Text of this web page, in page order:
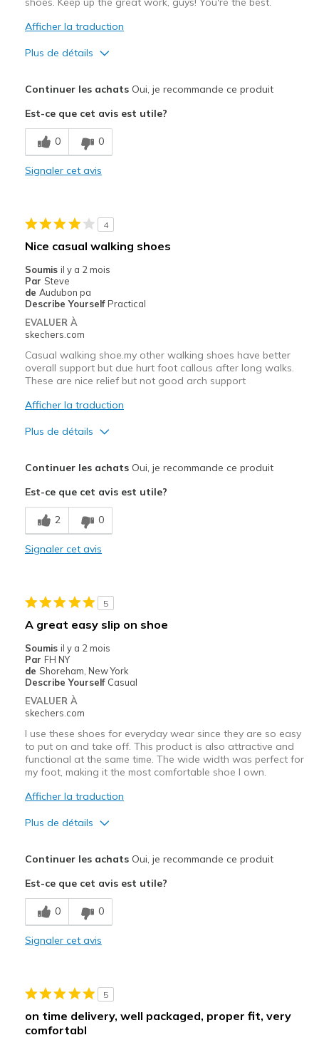
Afficher la traduction
Plus de détails
Breathe Well
Comfortable
Les meilleures utilisations
Everyday use
Going Out
View On Shoes
Continuer les achatsOui, je recommande ce produit
Est-ce que cet avis est utile?
0 0
Signaler cet avis
4
Nice casual walking shoes
Soumis il y a 2 mois
Par Steve
de Audubon pa
Describe Yourself Practical
EVALUER À
skechers.com
Casual walking shoe.my other walking shoes have better
overall support but due hurt foot callous after long walks.
These are nice relief but not good arch support
Afficher la traduction
Plus de détails
Breathe Well
Comfortable
Going Out
Width
Sizing
Continuer les achatsOui, je recommande ce produit
Est-ce que cet avis est utile?
2 0
Signaler cet avis
5
A great easy slip on shoe
Soumis il y a 2 mois
Par FH NY
de Shoreham, New York
Describe Yourself Casual
EVALUER À
skechers.com
I use these shoes for everyday wear since they are so easy
to put on and take off. This product is also attractive and
functional at the same time. The wide width was perfect for
my foot, making it the most comfortable shoe I own.
Afficher la traduction
Plus de détails
Comfortable
Les meilleures utilisations
Casual Wear
Sizing
Feels true to size
Continuer les achatsOui, je recommande ce produit
Est-ce que cet avis est utile?
0 0
Signaler cet avis
5
on time delivery, well packaged, proper fit, very
comfortabl